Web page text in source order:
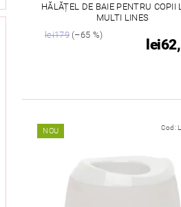
HĂLĂȚEL DE BAIE PENTRU COPII
MULTI LINES
lei179(–65 %)
NOU Cod: